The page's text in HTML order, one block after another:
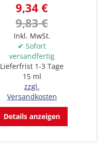
9,34 €
9,83 €
Inkl. MwSt.
✔ Sofort
versandfertig
Lieferfrist 1-3 Tage
15 ml
zzgl.
Versandkosten
Details anzeigen